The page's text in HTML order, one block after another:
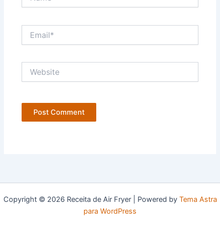
Copyright © 2026 Receita de Air Fryer | Powered by Tema Astra
para WordPress